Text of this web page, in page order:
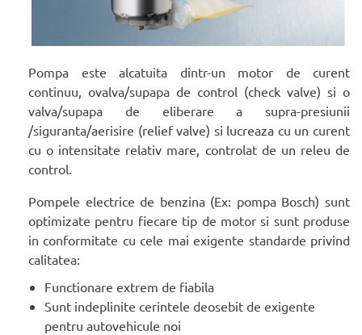
Pompa este alcatuita dintr-un motor de curent
continuu, ovalva/supapa de control (check valve) si o
valva/supapa de eliberare a supra-presiunii
/siguranta/aerisire (relief valve) si lucreaza cu un curent
cu o intensitate relativ mare, controlat de un releu de
control.
Pompele electrice de benzina (Ex: pompa Bosch) sunt
optimizate pentru fiecare tip de motor si sunt produse
in conformitate cu cele mai exigente standarde privind
calitatea:
Functionare extrem de fiabila
Sunt indeplinite cerintele deosebit de exigente
pentru autovehicule noi